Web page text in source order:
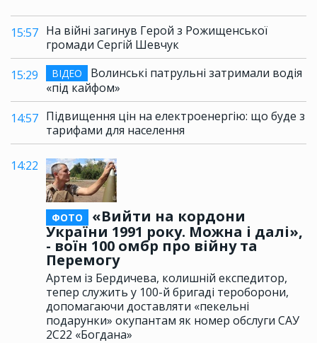
15:57 На війні загинув Герой з Рожищенської
громади Сергій Шевчук
15:29
ВІДЕО
Волинські патрульні затримали водія
«під кайфом»
14:57 Підвищення цін на електроенергію: що буде з
тарифами для населення
14:22
ФОТО
«Вийти на кордони
України 1991 року. Можна і далі»,
- воїн 100 омбр про війну та
Перемогу
Артем із Бердичева, колишній експедитор,
тепер служить у 100-й бригаді тероборони,
допомагаючи доставляти «пекельні
подарунки» окупантам як номер обслуги САУ
2С22 «Богдана»